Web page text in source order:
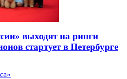
выходят на ринги
стартует в Петербурге